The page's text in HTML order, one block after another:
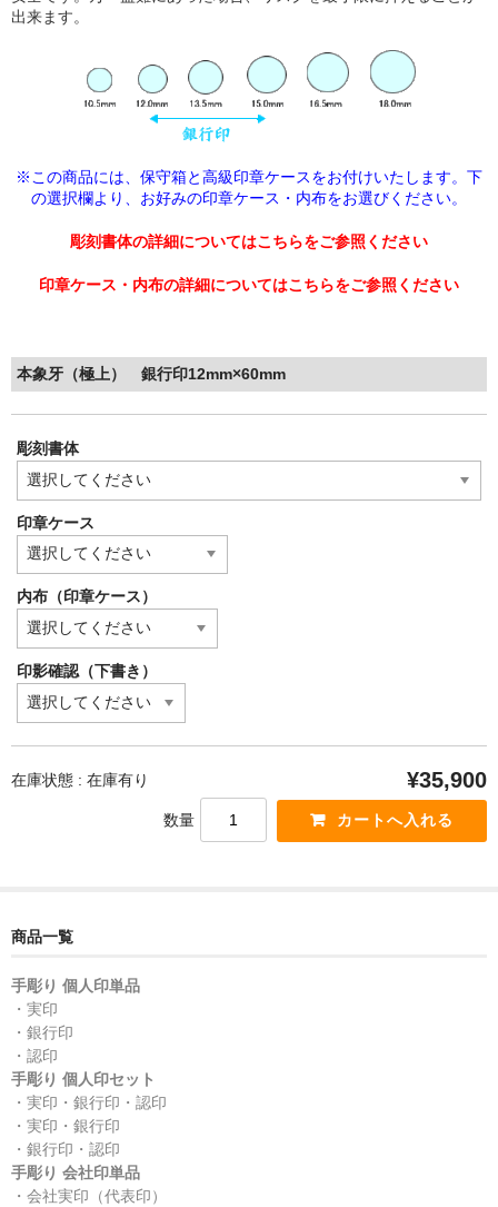
出来ます。
※この商品には、保守箱と高級印章ケースをお付けいたします。下
の選択欄より、 お好みの印章ケース・内布をお選びください。
彫刻書体の詳細についてはこちらをご参照ください
印章ケース・内布の詳細についてはこちらをご参照ください
本象牙（極上） 銀行印12mm×60mm
彫刻書体
印章ケース
内布（印章ケース）
印影確認（下書き）
在庫状態 : 在庫有り ¥35,900
数量
商品一覧
手彫り 個人印単品
・実印
・銀行印
・認印
手彫り 個人印セット
・実印・銀行印・認印
・実印・銀行印
・銀行印・認印
手彫り 会社印単品
・会社実印（代表印）